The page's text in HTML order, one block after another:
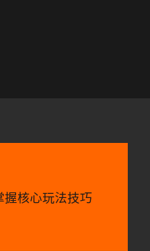
握核心玩法技巧